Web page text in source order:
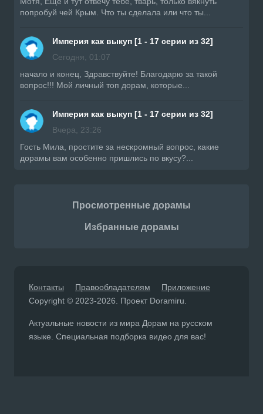
попробуй чей Крым. Что ты сделала или что ты...
Империя как выкуп [1 - 17 серии из 32]
Сегодня, 01:07
начало и конец, Здравствуйте! Благодарю за такой
вопрос!!! Мой личный топ дорам, которые...
Империя как выкуп [1 - 17 серии из 32]
Вчера, 23:26
Гость Мила, простите за нескромный вопрос, какие
дорамы вам особенно пришлись по вкусу?...
Просмотренные дорамы
Избранные дорамы
Контакты Правообладателям
Приложение
Copyright © 2023-2026. Проект Doramiru.
Актуальные новости из мира Дорам на русском
языке. Специальная подборка видео для вас!